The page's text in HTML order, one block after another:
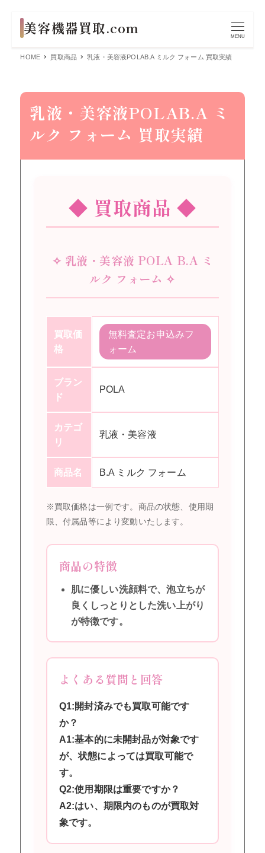
MENU
HOME 買取商品 乳液・美容液POLAB.A ミルク フォーム 買取実績
乳液・美容液POLAB.A ミ
ルク フォーム 買取実績
◆ 買取商品 ◆
✧ 乳液・美容液 POLA B.A ミ
ルク フォーム ✧
買取価
格
無料査定お申込みフ
ォーム
ブラン
ド
POLA
カテゴ
リ
乳液・美容液
商品名 B.A ミルク フォーム
※買取価格は一例です。商品の状態、使用期
限、付属品等により変動いたします。
商品の特徴
肌に優しい洗顔料で、泡立ちが
良くしっとりとした洗い上がり
が特徴です。
よくある質問と回答
Q1:開封済みでも買取可能です
か？
A1:基本的に未開封品が対象です
が、状態によっては買取可能で
す。
Q2:使用期限は重要ですか？
A2:はい、期限内のものが買取対
象です。